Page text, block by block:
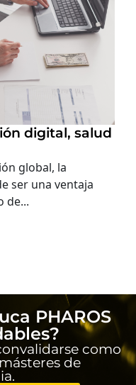
digital, salud
global, la
ser una ventaja
de...
PHAROS
como
de